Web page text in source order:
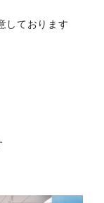
しております